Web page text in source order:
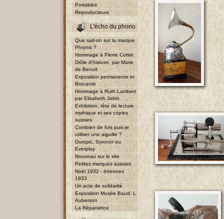
Portables
Reproducteurs
L'écho du phono
Que sait-on sur la marque
Phrynis ?
Hommage à Pierre Cottet
Drôle d'histoire, par Marie
de Benoit
Exposition permanente et
Brocante
Hommage à Ruth Lambert
par Elisabeth Jobin
Exhibition, tête de lecture
mythique et ses copies
suisses
Combien de fois puis-je
utiliser une aiguille ?
Duropic, Syronor ou
Everplay
Nouveau sur le site
Petites marques suisses
Noël 1932 - étrennes
1933
Un acte de solidarité
Exposition Musée Baud, L
Auberson
La Réparatrice